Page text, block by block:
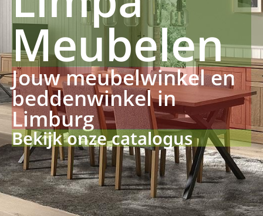
Meubelen
Jouw meubelwinkel en
beddenwinkel in
Limburg
Bekijk onze catalogus